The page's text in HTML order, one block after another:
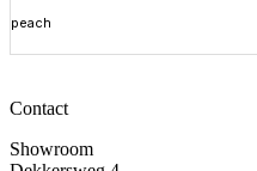
peach
Meer informatie
Contact
Showroom